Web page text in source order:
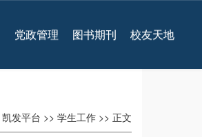
党政管理 图书期刊 校友天地
凯发平台 >> 学生工作 >> 正文